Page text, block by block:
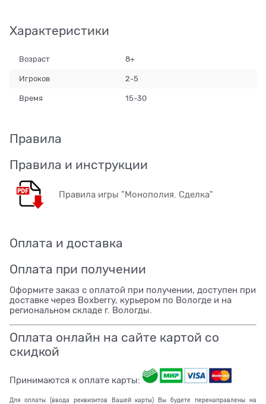
Характеристики
Возраст 8+
Игроков 2-5
Время 15-30
Правила
Правила и инструкции
Правила игры "Монополия. Сделка"
Оплата и доставка
Оплата при получении
Оформите заказ с оплатой при получении, доступен при
доставке через Boxberry, курьером по Вологде и на
региональном складе г. Вологды.
Оплата онлайн на сайте картой со
скидкой
Принимаются к оплате карты:
Для оплаты (ввода реквизитов Вашей карты) Вы будете перенаправлены на